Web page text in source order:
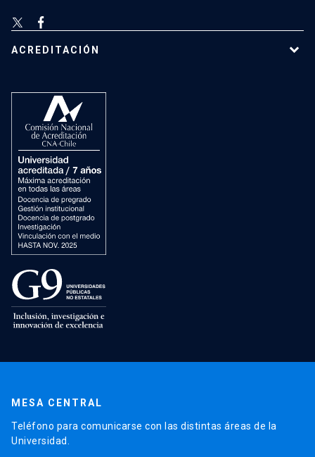
ACREDITACIÓN
MESA CENTRAL
Teléfono para comunicarse con las distintas áreas de la
Universidad.